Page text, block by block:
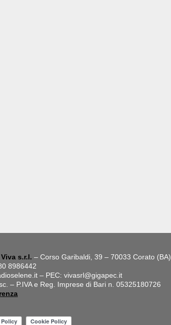
Viva s.r.l. – Corso Garibaldi, 39 – 70033 Corato (BA)
8986442
– PEC: vivasrl@gigapec.it
– P.IVA e Reg. Imprese di Bari n. 05325180726